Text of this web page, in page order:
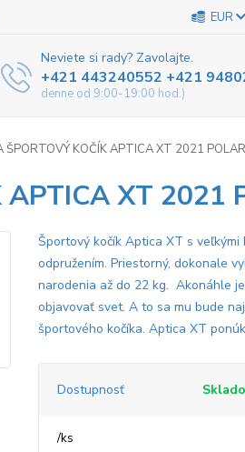
EUR
Neviete si rady? Zavolajte.
+421 443240552 +421
denne od 9:00-19:00 hod.)
ŠPORTOVÝ KOČÍK APTICA XT 2021
XT 2021
Športový kočík Aptica XT s
odpružením. Priestorný, dokonale
narodenia až do 22 kg. Akonáhle
objavovať svet. A to sa mu bude
športového kočíka. Aptica XT
Dostupnosť
/ks